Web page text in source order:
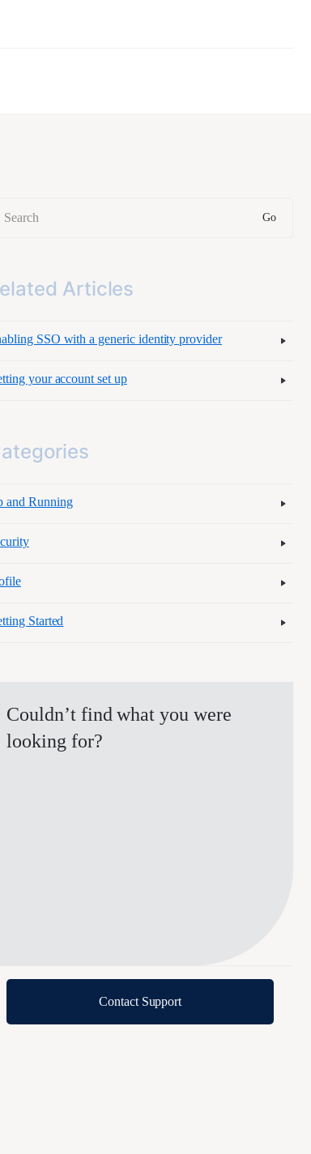
Articles
SSO with a generic identity provider
your account set up
and Running
Started
Couldn’t find what you were
looking for?
Contact Support